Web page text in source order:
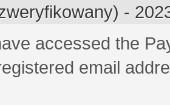
-
accessed the
email